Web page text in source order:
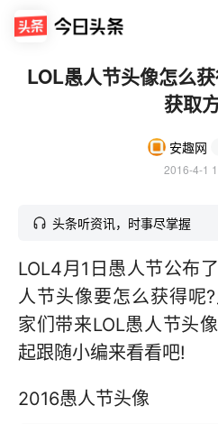
LOL愚人节头像怎么
获取
安趣网
2016-4-1
头条听资讯，时事尽掌握
LOL4月1日愚人节公布
人节头像要怎么获得呢
家们带来LOL愚人节头
起跟随小编来看看吧!
2016愚人节头像